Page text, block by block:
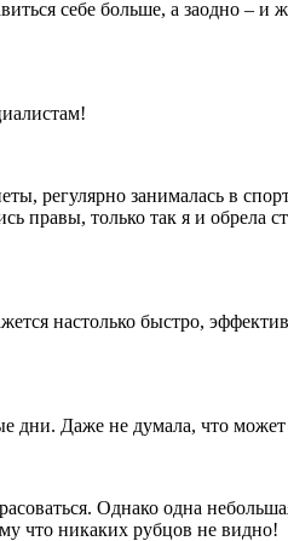
себе больше, а заодно –
регулярно занималась в
только так я и обрела
настолько быстро,
дни. Даже не думала, что
Однако одна
что никаких рубцов не видно!